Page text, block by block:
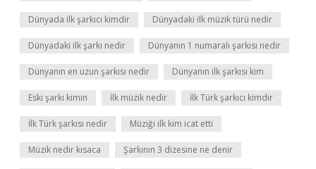
Dünyada ilk şarkıcı kimdir Dünyadaki ilk müzik türü nedir
Dünyadaki ilk şarkı nedir Dünyanın 1 numaralı şarkısı nedir
Dünyanın en uzun şarkısı nedir Dünyanın ilk şarkısı kim
Eski şarkı kimin İlk müzik nedir İlk Türk şarkıcı kimdir
İlk Türk şarkısı nedir Müziği ilk kim icat etti
Müzik nedir kısaca Şarkının 3 dizesine ne denir